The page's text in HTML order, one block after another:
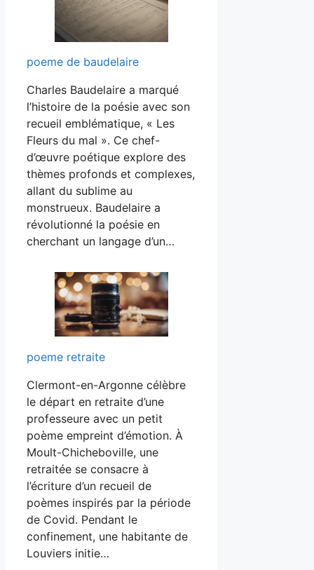
poeme de baudelaire
Charles Baudelaire a marqué
l’histoire de la poésie avec son
recueil emblématique, « Les
Fleurs du mal ». Ce chef-
d’œuvre poétique explore des
thèmes profonds et complexes,
allant du sublime au
monstrueux. Baudelaire a
révolutionné la poésie en
cherchant un langage d’un…
poeme retraite
Clermont-en-Argonne célèbre
le départ en retraite d’une
professeure avec un petit
poème empreint d’émotion. À
Moult-Chicheboville, une
retraitée se consacre à
l’écriture d’un recueil de
poèmes inspirés par la période
de Covid. Pendant le
confinement, une habitante de
Louviers initie…